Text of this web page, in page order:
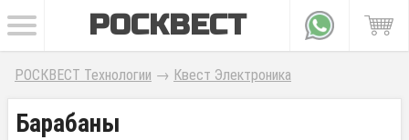
РОСКВЕСТ
РОСКВЕСТ Технологии → Квест Электроника
Барабаны